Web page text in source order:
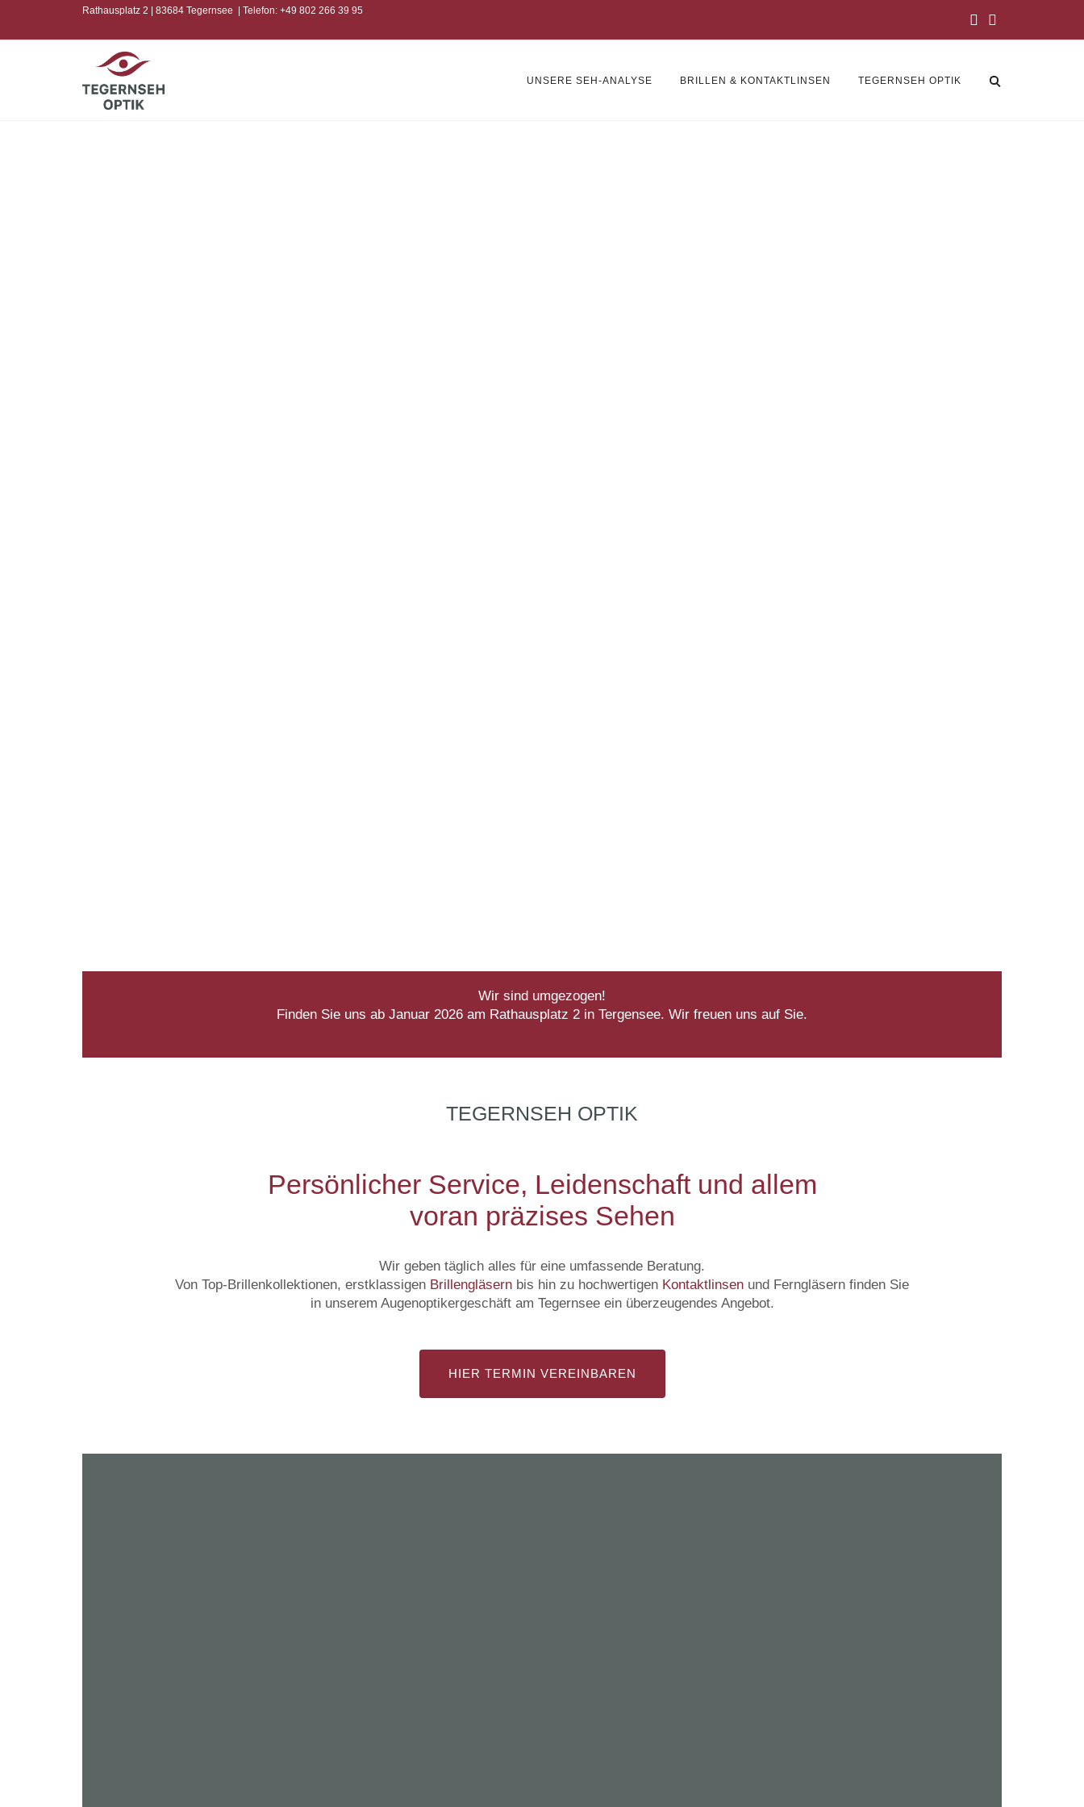
Rathausplatz 2 | 83684 Tegernsee | Telefon: +49 802 266 39 95
UNSERE SEH-ANALYSE BRILLEN & KONTAKTLINSEN TEGERNSEH OPTIK
Wir sind umgezogen!
Finden Sie uns ab Januar 2026 am Rathausplatz 2 in Tergensee. Wir freuen uns auf Sie.
TEGERNSEH OPTIK
Persönlicher Service, Leidenschaft und allem
voran präzises Sehen
Wir geben täglich alles für eine umfassende Beratung.
Von Top-Brillenkollektionen, erstklassigen Brillengläsern bis hin zu hochwertigen Kontaktlinsen und Ferngläsern finden Sie
in unserem Augenoptikergeschäft am Tegernsee ein überzeugendes Angebot.
HIER TERMIN VEREINBAREN